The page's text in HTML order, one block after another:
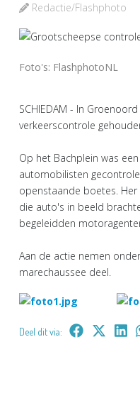
Redactie/Flashphoto
Foto's: FlashphotoNL
SCHIEDAM - In
verkeerscontrole
Op het Bachplein was
automobilisten
openstaande boetes.
die auto's in beeld
begeleidden
Aan de actie nemen
marechaussee deel.
Deel dit via: